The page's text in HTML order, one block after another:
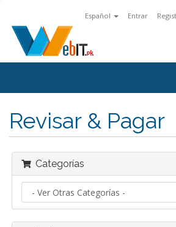
Español Entrar
Revisar & Pagar
Categorías